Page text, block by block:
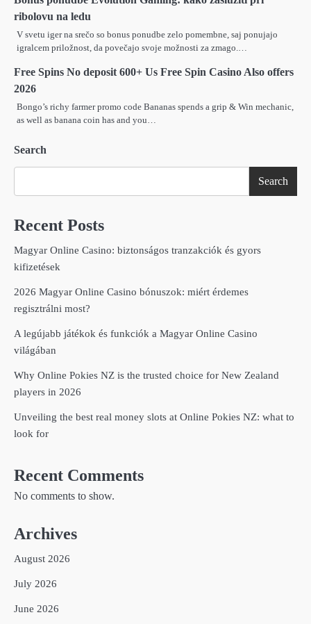
ribolovu na ledu
V svetu iger na srečo so bonus ponudbe zelo pomembne, saj ponujajo
igralcem priložnost, da povečajo svoje možnosti za zmago.…
Free Spins No deposit 600+ Us Free Spin Casino Also offers
2026
Bongo’s richy farmer promo code Bananas spends a grip & Win mechanic,
as well as banana coin has and you…
Search
Search
Recent Posts
Magyar Online Casino: biztonságos tranzakciók és gyors
kifizetések
2026 Magyar Online Casino bónuszok: miért érdemes
regisztrálni most?
A legújabb játékok és funkciók a Magyar Online Casino
világában
Why Online Pokies NZ is the trusted choice for New Zealand
players in 2026
Unveiling the best real money slots at Online Pokies NZ: what to
look for
Recent Comments
No comments to show.
Archives
August 2026
July 2026
June 2026